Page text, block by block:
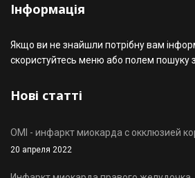
Інформація
Якщо ви не знайшли потрібну вам
скористуйтесь меню або полем пошуку
Нові статті
OMI - инфаркт миокарда с окклюзией
20 апреля 2022